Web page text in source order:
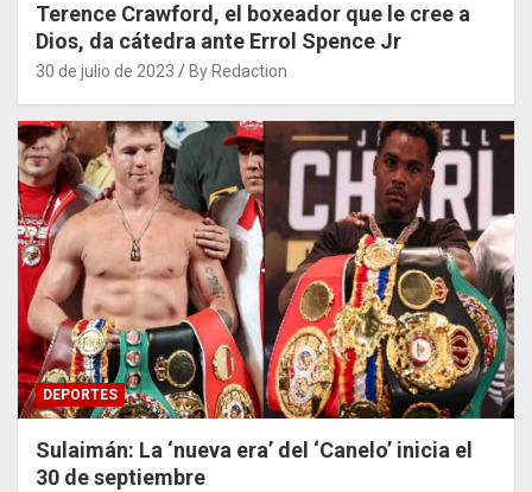
Terence Crawford, el boxeador que le cree a
Dios, da cátedra ante Errol Spence Jr
30 de julio de 2023 By Redaction
DEPORTES
Sulaimán: La ‘nueva era’ del ‘Canelo’ inicia el
30 de septiembre